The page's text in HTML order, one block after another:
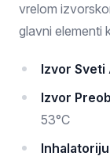
vrelom
glavni elementi
Izvor Sveti
Izvor
53°C